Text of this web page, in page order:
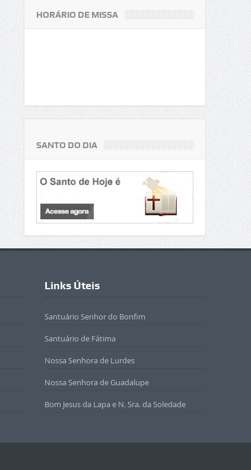
HORÁRIO DE MISSA
SANTO DO DIA
Links Úteis
Santuário Senhor do Bonfim
Santuário de Fátima
Nossa Senhora de Lurdes
Nossa Senhora de Guadalupe
Bom Jesus da Lapa e N. Sra. da Soledade